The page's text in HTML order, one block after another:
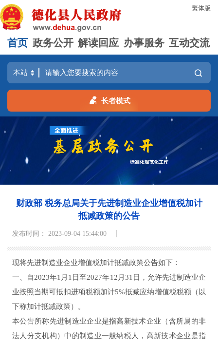
繁体版
首页 政务公开 解读回应 办事服务 互动交流
长者模式
财政部 税务总局关于先进制造业企业增值税加计
抵减政策的公告
发布时间： 2023-09-04 15:44:00
现将先进制造业企业增值税加计抵减政策公告如下：
一、自2023年1月1日至2027年12月31日，允许先进制造业企
业按照当期可抵扣进项税额加计5%抵减应纳增值税税额（以
下称加计抵减政策）。
本公告所称先进制造业企业是指高新技术企业（含所属的非
法人分支机构）中的制造业一般纳税人，高新技术企业是指